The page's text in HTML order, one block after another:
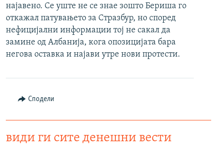
најавено. Се уште не се знае зошто Бериша го
откажал патувањето за Стразбур, но според
нефицијални информации тој не сакал да
замине од Албанија, кога опозицијата бара
негова оставка и најави утре нови протести.
Сподели
види ги сите денешни вести